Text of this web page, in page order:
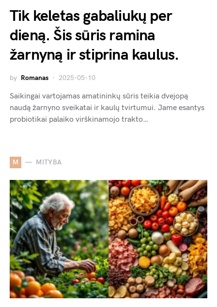
Tik keletas gabaliukų per
dieną. Šis sūris ramina
žarnyną ir stiprina kaulus.
by Romanas 2025-05-10
Saikingai vartojamas amatininkų sūris teikia dvejopą
naudą žarnyno sveikatai ir kaulų tvirtumui. Jame esantys
probiotikai palaiko virškinamojo trakto…
M MITYBA